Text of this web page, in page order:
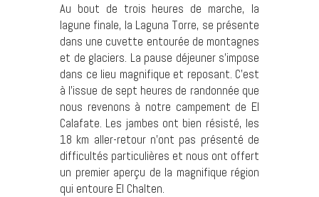
Au bout de trois heures de marche, la
lagune finale, la Laguna Torre, se présente
dans une cuvette entourée de montagnes
et de glaciers. La pause déjeuner s’impose
dans ce lieu magnifique et reposant. C’est
à l’issue de sept heures de randonnée que
nous revenons à notre campement de El
Calafate. Les jambes ont bien résisté, les
18 km aller-retour n’ont pas présenté de
difficultés particulières et nous ont offert
un premier aperçu de la magnifique région
qui entoure El Chalten.